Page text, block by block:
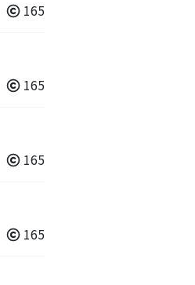
165
165
165
165